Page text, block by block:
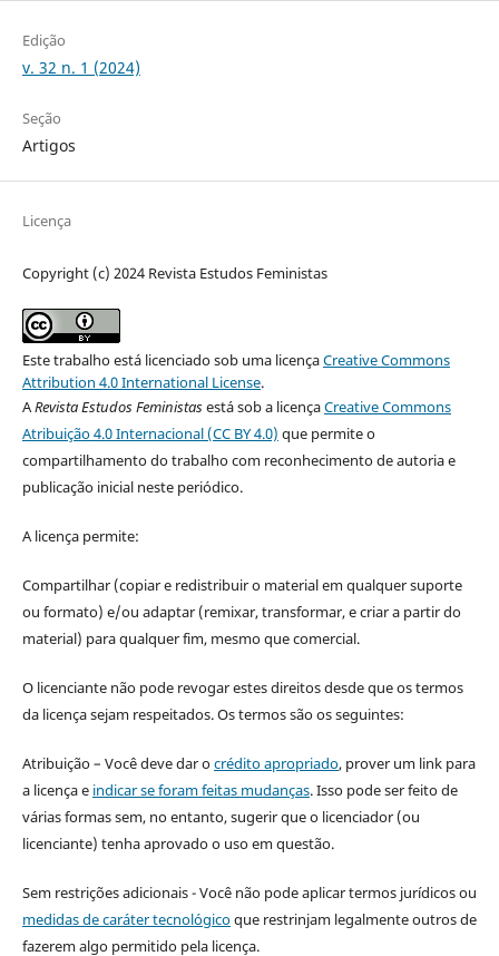
Edição
v. 32 n. 1 (2024)
Seção
Artigos
Licença
Copyright (c) 2024 Revista Estudos Feministas
Este trabalho está licenciado sob uma licençaCreative Commons
Attribution 4.0 International License.
ARevista Estudos Feministasestá sob a licençaCreative Commons
Atribuição 4.0 Internacional (CC BY 4.0) que permite o
compartilhamento do trabalho com reconhecimento de autoria e
publicação inicial neste periódico.
A licença permite:
Compartilhar (copiar e redistribuir o material em qualquer suporte
ou formato) e/ou adaptar (remixar, transformar, e criar a partir do
material) para qualquer fim, mesmo que comercial.
O licenciante não pode revogar estes direitos desde que os termos
da licença sejam respeitados. Os termos são os seguintes:
Atribuição – Você deve dar ocrédito apropriado, prover um link para
a licença e indicar se foram feitas mudanças. Isso pode ser feito de
várias formas sem, no entanto, sugerir que o licenciador (ou
licenciante) tenha aprovado o uso em questão.
Sem restrições adicionais - Você não pode aplicar termos jurídicos ou
medidas de caráter tecnológicoque restrinjam legalmente outros de
fazerem algo permitido pela licença.